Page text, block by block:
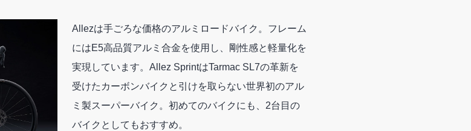
Allezは手ごろな価格のアルミロードバイク。フレーム
にはE5高品質アルミ合金を使用し、剛性感と軽量化を
実現しています。Allez SprintはTarmac SL7の革新を
受けたカーボンバイクと引けを取らない世界初のアル
ミ製スーパーバイク。初めてのバイクにも、2台目の
バイクとしてもおすすめ。